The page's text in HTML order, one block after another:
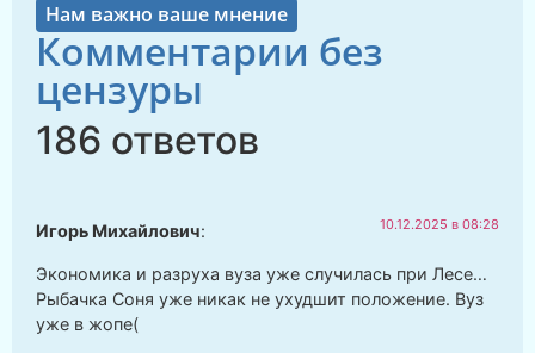
Нам важно ваше мнение
Комментарии без
цензуры
186 ответов
Игорь Михайлович: 10.12.2025 в 08:28
Экономика и разруха вуза уже случилась при Лесе…
Рыбачка Соня уже никак не ухудшит положение. Вуз
уже в жопе(